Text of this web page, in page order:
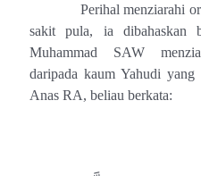
Perihal menziarahi
sakit pula, ia dibahaskan
Muhammad SAW
daripada kaum Yahudi
Anas RA, beliau berkata: